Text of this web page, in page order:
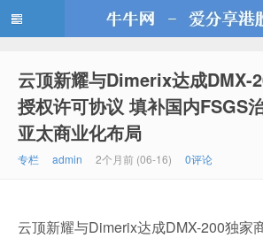
牛牛网
云顶新耀与Dimerix达成DMX-
授权许可协议 填补国内FSGS
亚太商业化布局
专栏 admin 2个月前 (06-16) 0评论
云顶新耀与Dimerix达成DMX-200独家